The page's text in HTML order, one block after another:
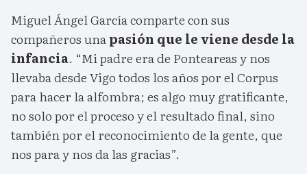
Miguel Ángel García comparte con sus
compañeros unapasión que le viene desde la
infancia. “Mi padre era de Ponteareas y nos
llevaba desde Vigo todos los años por el Corpus
para hacer la alfombra; es algo muy gratificante,
no solo por el proceso y el resultado final, sino
también por el reconocimiento de la gente, que
nos para y nos da las gracias”.